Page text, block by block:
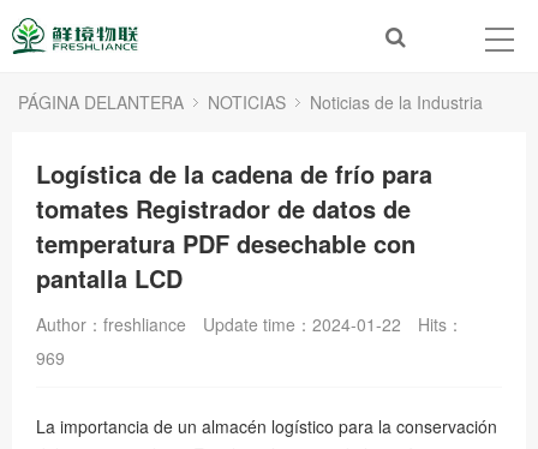
PÁGINA DELANTERA NOTICIAS Noticias de la Industria
Logística de la cadena de frío para
tomates Registrador de datos de
temperatura PDF desechable con
pantalla LCD
Author：freshliance Update time：2024-01-22
Hits：
969
La importancia de un almacén logístico para la conservación